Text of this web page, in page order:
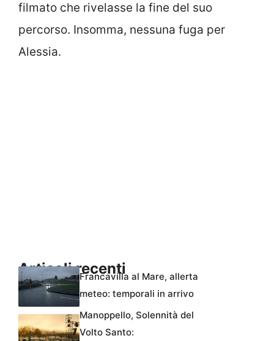
filmato che rivelasse la fine del suo
percorso. Insomma, nessuna fuga per
Alessia.
Articoli recentiFrancavilla al Mare, allerta
meteo: temporali in arrivo
Manoppello, Solennità del
Volto Santo: